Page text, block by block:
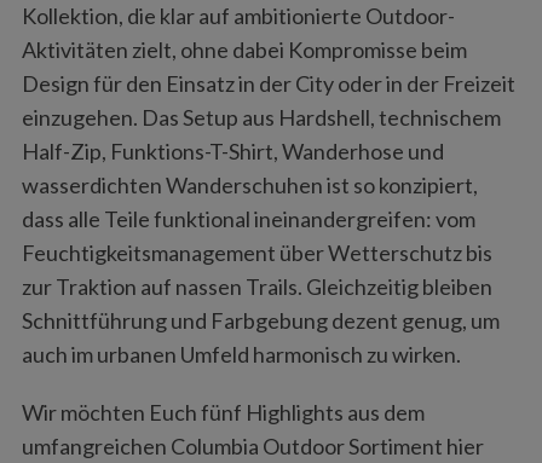
Kollektion, die klar auf ambitionierte Outdoor-
Aktivitäten zielt, ohne dabei Kompromisse beim
Design für den Einsatz in der City oder in der Freizeit
einzugehen. Das Setup aus Hardshell, technischem
Half-Zip, Funktions-T-Shirt, Wanderhose und
wasserdichten Wanderschuhen ist so konzipiert,
dass alle Teile funktional ineinandergreifen: vom
Feuchtigkeitsmanagement über Wetterschutz bis
zur Traktion auf nassen Trails. Gleichzeitig bleiben
Schnittführung und Farbgebung dezent genug, um
auch im urbanen Umfeld harmonisch zu wirken.
Wir möchten Euch fünf Highlights aus dem
umfangreichen Columbia Outdoor Sortiment hier